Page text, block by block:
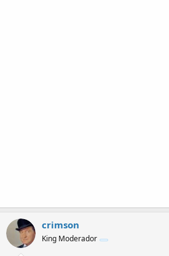
crimson
King Moderador